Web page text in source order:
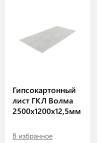
Гипсокартонный
лист ГКЛ Волма
2500х1200х12,5мм
В избранное